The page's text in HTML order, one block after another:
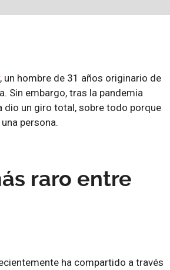
, un hombre de 31 años originario de
Sin embargo, tras la pandemia
dio un giro total, sobre todo porque
persona.
raro entre
ha compartido a través